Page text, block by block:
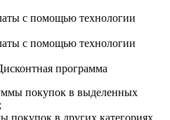
с помощью технологии
с помощью технологии
программа
покупок в выделенных